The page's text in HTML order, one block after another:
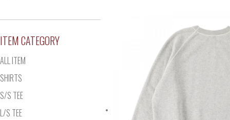
ITEM CATEGORY
ALL ITEM
SHIRTS
S/S TEE
L/S TEE